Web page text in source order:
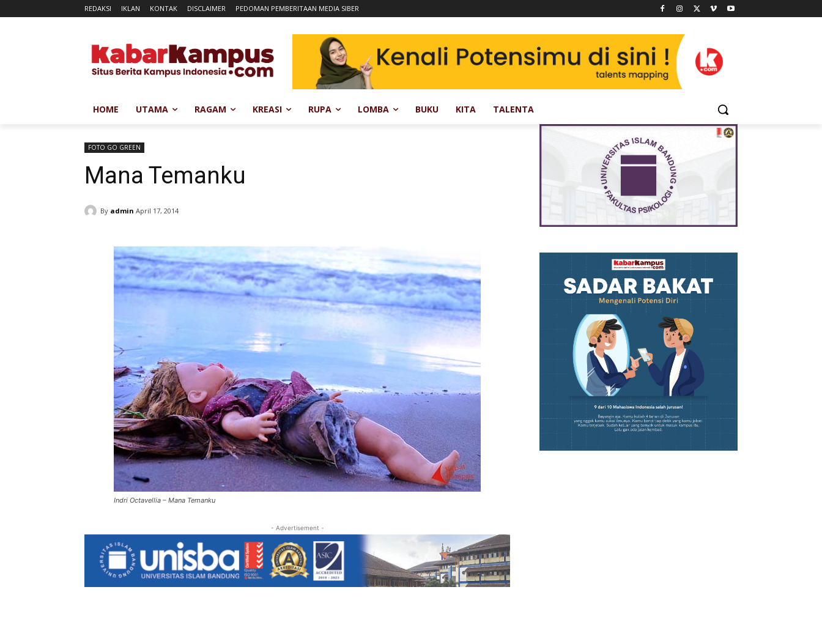
REDAKSI IKLAN KONTAK DISCLAIMER PEDOMAN PEMBERITAAN MEDIA SIBER
HOME UTAMA RAGAM KREASI RUPA LOMBA BUKU KITA TALENTA
FOTO GO GREEN
Mana Temanku
By admin April 17, 2014
Indri Octavellia – Mana Temanku
- Advertisement -